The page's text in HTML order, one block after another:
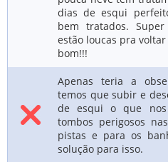
dias de esqui
bem tratados.
estão loucas pra
bom!!!
Apenas teria a
temos que subir e
de esqui o que
tombos perigosos
pistas e para os
solução para isso.